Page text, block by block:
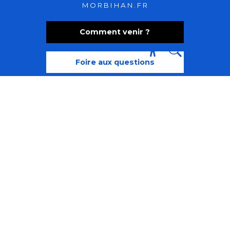
Comment venir ?
Foire aux questions
MORBIHAN.FR